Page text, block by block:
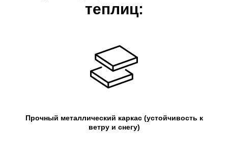
теплиц:
Прочный металлический каркас(устойчивость к
ветру и снегу)